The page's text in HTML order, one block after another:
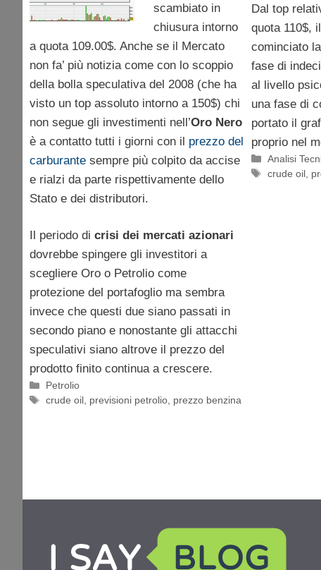
scambiato in
chiusura intorno
a quota 109.00$. Anche se il Mercato
non fa’ più notizia come con lo scoppio
della bolla speculativa del 2008 (che ha
visto un top assoluto intorno a 150$) chi
non segue gli investimenti nell’Oro Nero
è a contatto tutti i giorni con il prezzo del
carburante sempre più colpito da accise
e rialzi da parte rispettivamente dello
Stato e dei distributori.
Il periodo di crisi dei mercati azionari
dovrebbe spingere gli investitori a
scegliere Oro o Petrolio come
protezione del portafoglio ma sembra
invece che questi due siano passati in
secondo piano e nonostante gli attacchi
speculativi siano altrove il prezzo del
prodotto finito continua a crescere.
Categorie
Petrolio
Tag
crude oil, previsioni petrolio, prezzo benzina
Dal top
quota 110$,
cominciato
fase di
al livello
una fase di
portato il
proprio nel
Categorie
Analisi
Tag
crude oil